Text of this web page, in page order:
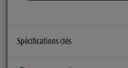
Spécifications clés